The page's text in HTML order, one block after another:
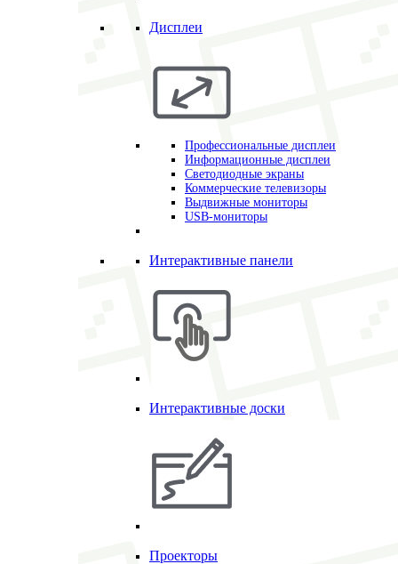
Дисплеи
Профессиональные дисплеи
Информационные дисплеи
Светодиодные экраны
Коммерческие телевизоры
Выдвижные мониторы
USB-мониторы
Интерактивные панели
Интерактивные доски
Проекторы